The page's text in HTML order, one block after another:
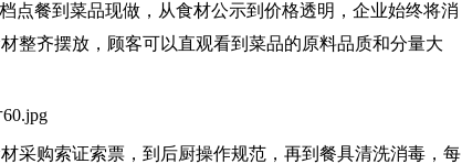
餐到菜品现做，从食材公示到价格透明，企业始终将消
整齐摆放，顾客可以直观看到菜品的原料品质和分量大
购索证索票，到后厨操作规范，再到餐具清洗消毒，每